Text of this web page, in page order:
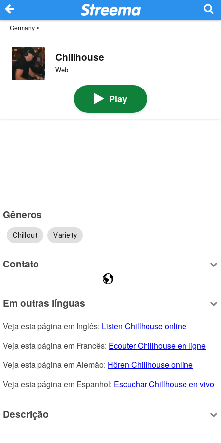
Germany >
Chillhouse
Web
Play
Gêneros
Chillout Variety
Contato
Em outras línguas
Veja esta página em Inglês: Listen Chillhouse online
Veja esta página em Francês: Ecouter Chillhouse en ligne
Veja esta página em Alemão: Hören Chillhouse online
Veja esta página em Espanhol: Escuchar Chillhouse en vivo
Descrição